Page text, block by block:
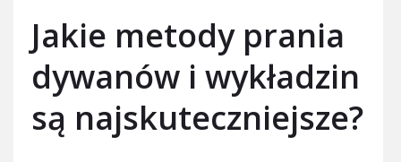
Jakie metody prania
dywanów i wykładzin
są najskuteczniejsze?